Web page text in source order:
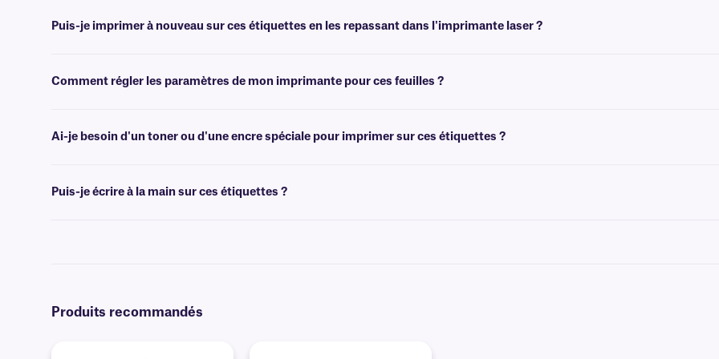
Puis-je imprimer à nouveau sur ces étiquettes en les repassant dans l'imprimante laser ?
Comment régler les paramètres de mon imprimante pour ces feuilles ?
Ai-je besoin d'un toner ou d'une encre spéciale pour imprimer sur ces étiquettes ?
Puis-je écrire à la main sur ces étiquettes ?
Produits recommandés